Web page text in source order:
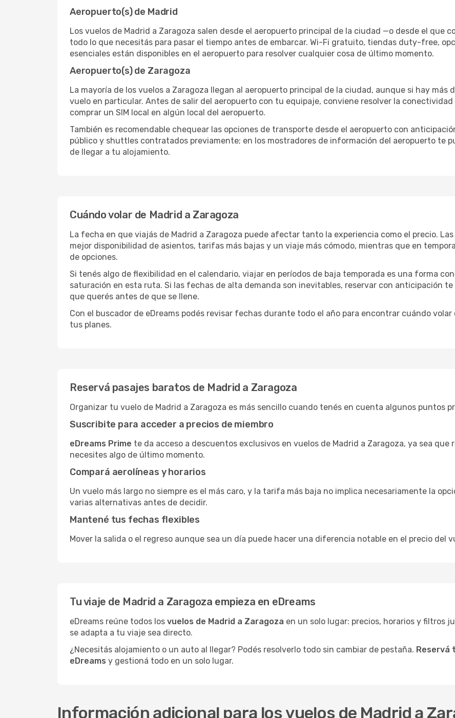
Aeropuerto(s) de Madrid
Los vuelos de Madrid a Zaragoza salen desde el aeropuerto principal de la ciudad —o desde el que
todo lo que necesitás para pasar el tiempo antes de embarcar. Wi-Fi gratuito, tiendas duty-free,
esenciales están disponibles en el aeropuerto para resolver cualquier cosa de último momento.
Aeropuerto(s) de Zaragoza
La mayoría de los vuelos a Zaragoza llegan al aeropuerto principal de la ciudad, aunque si hay más
vuelo en particular. Antes de salir del aeropuerto con tu equipaje, conviene resolver la
comprar un SIM local en algún local del aeropuerto.
También es recomendable chequear las opciones de transporte desde el aeropuerto con
público y shuttles contratados previamente; en los mostradores de información del aeropuerto te
de llegar a tu alojamiento.
Cuándo volar de Madrid a Zaragoza
La fecha en que viajás de Madrid a Zaragoza puede afectar tanto la experiencia como el precio.
mejor disponibilidad de asientos, tarifas más bajas y un viaje más cómodo, mientras que en
de opciones.
Si tenés algo de flexibilidad en el calendario, viajar en períodos de baja temporada es una forma
saturación en esta ruta. Si las fechas de alta demanda son inevitables, reservar con anticipación
que querés antes de que se llene.
Con el buscador de eDreams podés revisar fechas durante todo el año para encontrar cuándo
tus planes.
Reservá pasajes baratos de Madrid a Zaragoza
Organizar tu vuelo de Madrid a Zaragoza es más sencillo cuando tenés en cuenta algunos puntos
Suscribite para acceder a precios de miembro
eDreams Prime te da acceso a descuentos exclusivos en vuelos de Madrid a Zaragoza, ya sea que
necesites algo de último momento.
Compará aerolíneas y horarios
Un vuelo más largo no siempre es el más caro, y la tarifa más baja no implica necesariamente la
varias alternativas antes de decidir.
Mantené tus fechas flexibles
Mover la salida o el regreso aunque sea un día puede hacer una diferencia notable en el precio del
Tu viaje de Madrid a Zaragoza empieza en eDreams
eDreams reúne todos los vuelos de Madrid a Zaragoza en un solo lugar: precios, horarios y filtros
se adapta a tu viaje sea directo.
¿Necesitás alojamiento o un auto al llegar? Podés resolverlo todo sin cambiar de pestaña. Reservá
eDreams y gestioná todo en un solo lugar.
Información adicional para los vuelos de Madrid a